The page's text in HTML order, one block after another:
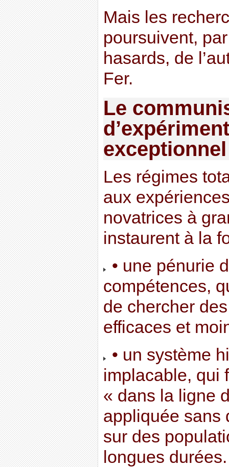
Mais les
poursuivent,
hasards, de
Fer.
Le
exceptionnel
Les régimes
aux
novatrices à
instaurent à la
• une pénurie
compétences,
de chercher
efficaces et
• un système
implacable, qui
« dans la ligne
appliquée sans
sur des
longues